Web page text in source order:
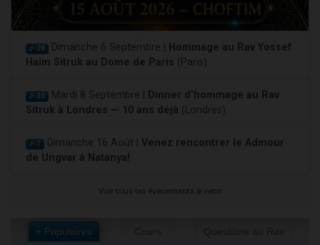
J-28 Dimanche 6 Septembre | Hommage au Rav Yossef
Haim Sitruk au Dome de Paris (Paris)
J-30 Mardi 8 Septembre | Dinner d'hommage au Rav
Sitruk à Londres — 10 ans déjà (Londres)
J-7 Dimanche 16 Août | Venez rencontrer le Admour
de Ungvar à Natanya!
Voir tous les événements à venir
+ Populaires